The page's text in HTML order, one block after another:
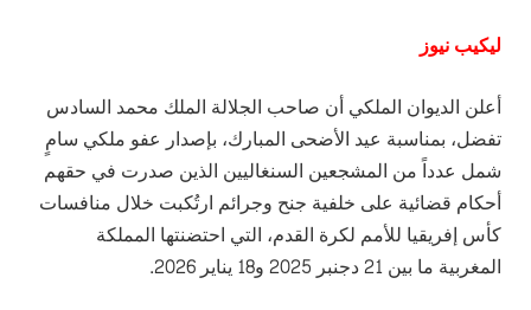
ليكيب نيوز
أعلن الديوان الملكي أن صاحب الجلالة الملك محمد السادس
تفضل، بمناسبة عيد الأضحى المبارك، بإصدار عفو ملكي سامٍ
شمل عدداً من المشجعين السنغاليين الذين صدرت في حقهم
أحكام قضائية على خلفية جنح وجرائم ارتُكبت خلال منافسات
كأس إفريقيا للأمم لكرة القدم، التي احتضنتها المملكة
المغربية ما بين 21 دجنبر 2025 و18 يناير 2026.